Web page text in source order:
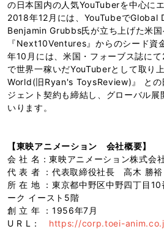
の日本国内の人気YouTuberを中心に
2018年12月には、YouTubeでGlobal
Benjamin Grubbs氏が立ち上げた米
『Next10Ventures』からのシード資
年10月には、米国・フォーブス誌に
で世界一稼いだYouTuberとして取り
World(旧Ryan's ToysReview)』 との
ジェント契約も締結し、グローバル展
いります。
【東映アニメーション 会社概要】
会 社 名：東映アニメーション株式会
代 表 者 ：代表取締役社長 高木 勝裕
所 在 地 ：東京都中野区中野四丁目
ーク イースト5階
創 立 年 ：1956年7月
U R L： https://corp.toei-